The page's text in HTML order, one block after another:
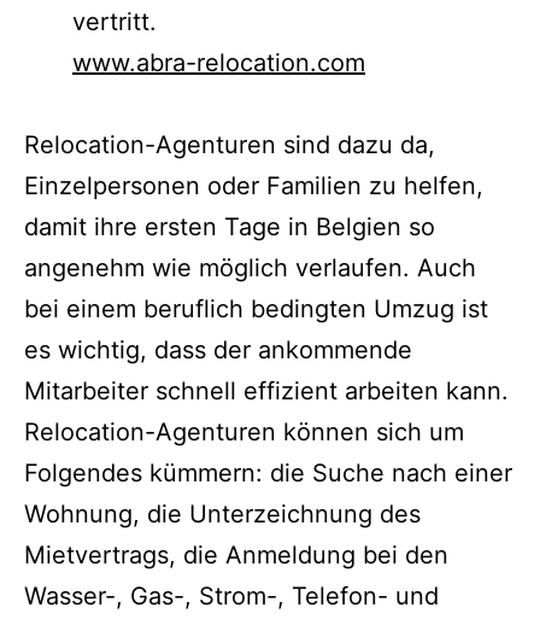
vertritt.
www.abra-relocation.com
Relocation-Agenturen sind dazu da,
Einzelpersonen oder Familien zu helfen,
damit ihre ersten Tage in Belgien so
angenehm wie möglich verlaufen. Auch
bei einem beruflich bedingten Umzug ist
es wichtig, dass der ankommende
Mitarbeiter schnell effizient arbeiten kann.
Relocation-Agenturen können sich um
Folgendes kümmern: die Suche nach einer
Wohnung, die Unterzeichnung des
Mietvertrags, die Anmeldung bei den
Wasser-, Gas-, Strom-, Telefon- und